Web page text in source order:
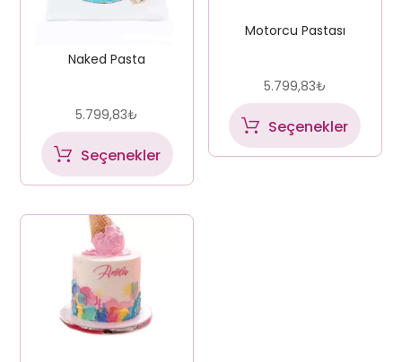
Naked Pasta
5.799,83₺
Seçenekler
Motorcu Pastası
5.799,83₺
Seçenekler